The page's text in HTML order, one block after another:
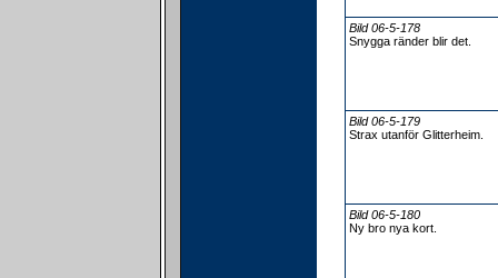
Bild 06-5-178
Snygga ränder blir det.
Bild 06-5-179
Strax utanför Glitterheim.
Bild 06-5-180
Ny bro nya kort.